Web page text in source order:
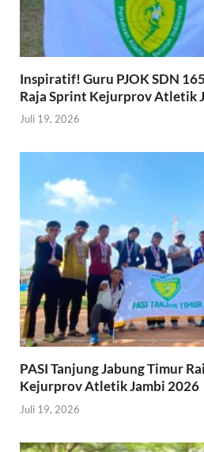
Inspiratif! Guru PJOK SDN
Raja Sprint Kejurprov Atletik
Juli 19, 2026
PASI Tanjung Jabung Timur
Kejurprov Atletik Jambi 2026
Juli 19, 2026